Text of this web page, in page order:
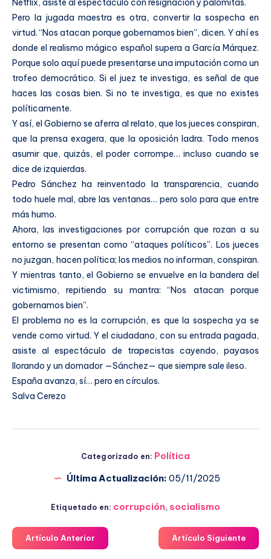
Netflix, asiste al espectáculo con resignación y palomitas.
Pero la jugada maestra es otra, convertir la sospecha en
virtud. “Nos atacan porque gobernamos bien”, dicen. Y ahí es
donde el realismo mágico español supera a García Márquez.
Porque solo aquí puede presentarse una imputación como un
trofeo democrático. Si el juez te investiga, es señal de que
haces las cosas bien. Si no te investiga, es que no existes
políticamente.
Y así, el Gobierno se aferra al relato, que los jueces conspiran,
que la prensa exagera, que la oposición ladra. Todo menos
asumir que, quizás, el poder corrompe… incluso cuando se
dice de izquierdas.
Pedro Sánchez ha reinventado la transparencia, cuando
todo huele mal, abre las ventanas… pero solo para que entre
más humo.
Ahora, las investigaciones por corrupción que rozan a su
entorno se presentan como “ataques políticos”. Los jueces
no juzgan, hacen política; los medios no informan, conspiran.
Y mientras tanto, el Gobierno se envuelve en la bandera del
victimismo, repitiendo su mantra: “Nos atacan porque
gobernamos bien”.
El problema no es la corrupción, es que la sospecha ya se
vende como virtud. Y el ciudadano, con su entrada pagada,
asiste al espectáculo de trapecistas cayendo, payasos
llorando y un domador —Sánchez— que siempre sale ileso.
España avanza, sí… pero en círculos.
Salva Cerezo
Categorizado en: Política
Última Actualización: 05/11/2025
Etiquetado en: corrupción, socialismo
Artículo Anterior Artículo Siguiente